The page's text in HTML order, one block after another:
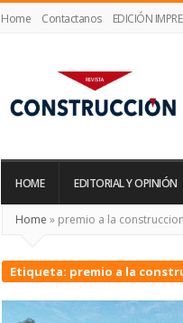
Home Contactanos EDICIÓN
Construcción
HOME EDITORIAL Y OPINIÓN
Home » premio a la
Etiqueta: premio a la